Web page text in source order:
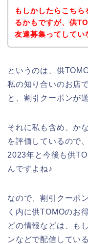
もしかしたらこち
るかもですが、供
友達募集ってしてい
というのは、供
私の知り合いのお店
と、割引クーポンが
それに私も含め、か
を評価しているので
2023年と今後も供
んですよね♪
なので、割引クーポ
く内に供TOMOのお
どの情報などは、も
ンなどで配信してい